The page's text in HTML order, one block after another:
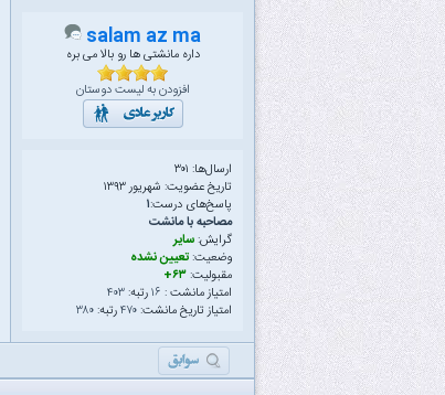
salam az ma
داره مانشتی ها رو بالا می بره
افزودن به لیست دوستان
ارسال‌ها: ۳۰۱
تاریخ عضویت: شهریور ۱۳۹۳
پاسخ‌های درست:۱
مصاحبه با مانشت
گرایش:سایر
وضعیت:تعیین نشده
مقبولیت:۶۳+
امتیاز مانشت : ۱۶رتبه:۴۰۳
امتیاز تاریخ مانشت:۴۷۰رتبه:۳۸۰